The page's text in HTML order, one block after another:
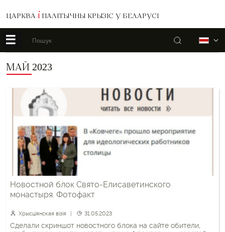
ЦАРКВА І ПАЛІТЫЧНЫ КРЫЗІС У БЕЛАРУСІ
☰ Пошук
МАЙ 2023
Новостной блок Свято-Елисаветинского
монастыря. Фотофакт
Хрысціянская візія 31.05.2023
Сделали скриншот новостного блока на сайте обители,